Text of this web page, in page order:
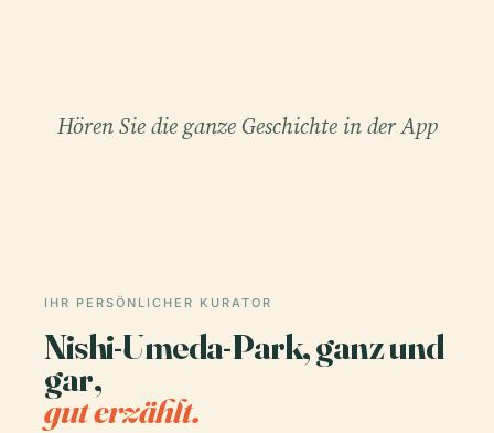
Hören Sie die ganze Geschichte in der App
IHR PERSÖNLICHER KURATOR
Nishi-Umeda-Park, ganz und
gar,
gut erzählt.